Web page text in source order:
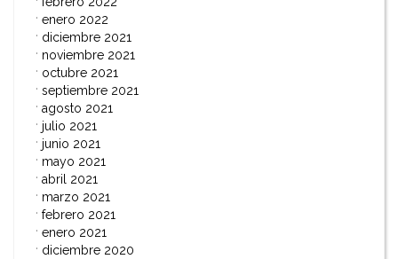
enero 2022
diciembre 2021
noviembre 2021
octubre 2021
septiembre 2021
agosto 2021
julio 2021
junio 2021
mayo 2021
abril 2021
marzo 2021
febrero 2021
enero 2021
diciembre 2020